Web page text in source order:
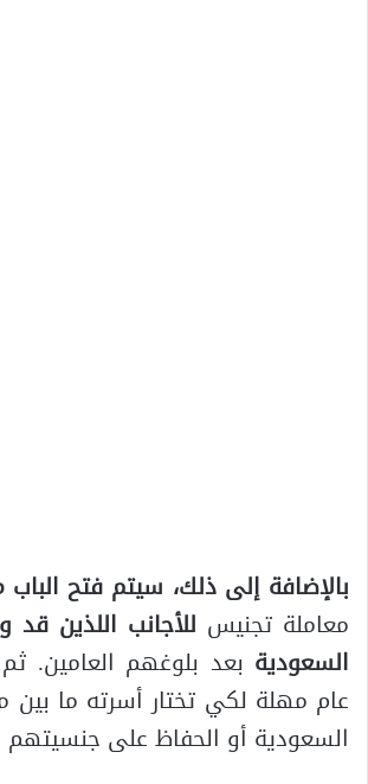
بالإضافة إلى ذلك، سيتم فتح
معاملة تجنيس للأجانب اللذين
السعودية بعد بلوغهم العامين.
عام مهلة لكي تختار أسرته ما بين
السعودية أو الحفاظ على جنسيتهم